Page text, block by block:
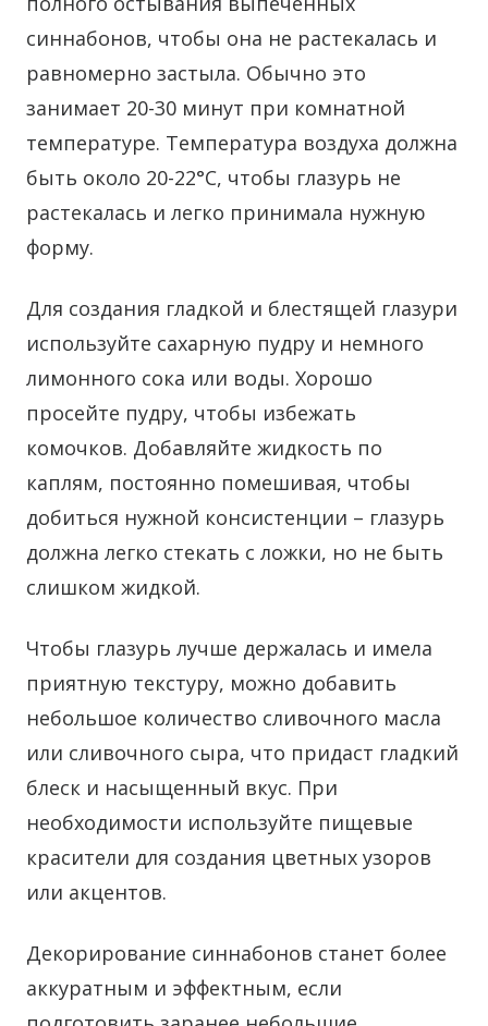
синнабонов, чтобы она не растекалась и
равномерно застыла. Обычно это
занимает 20-30 минут при комнатной
температуре. Температура воздуха должна
быть около 20-22°C, чтобы глазурь не
растекалась и легко принимала нужную
форму.
Для создания гладкой и блестящей глазури
используйте сахарную пудру и немного
лимонного сока или воды. Хорошо
просейте пудру, чтобы избежать
комочков. Добавляйте жидкость по
каплям, постоянно помешивая, чтобы
добиться нужной консистенции – глазурь
должна легко стекать с ложки, но не быть
слишком жидкой.
Чтобы глазурь лучше держалась и имела
приятную текстуру, можно добавить
небольшое количество сливочного масла
или сливочного сыра, что придаст гладкий
блеск и насыщенный вкус. При
необходимости используйте пищевые
красители для создания цветных узоров
или акцентов.
Декорирование синнабонов станет более
аккуратным и эффектным, если